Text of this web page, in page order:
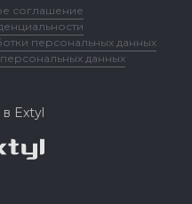
соглашение
персональных данных
данных
Extyl